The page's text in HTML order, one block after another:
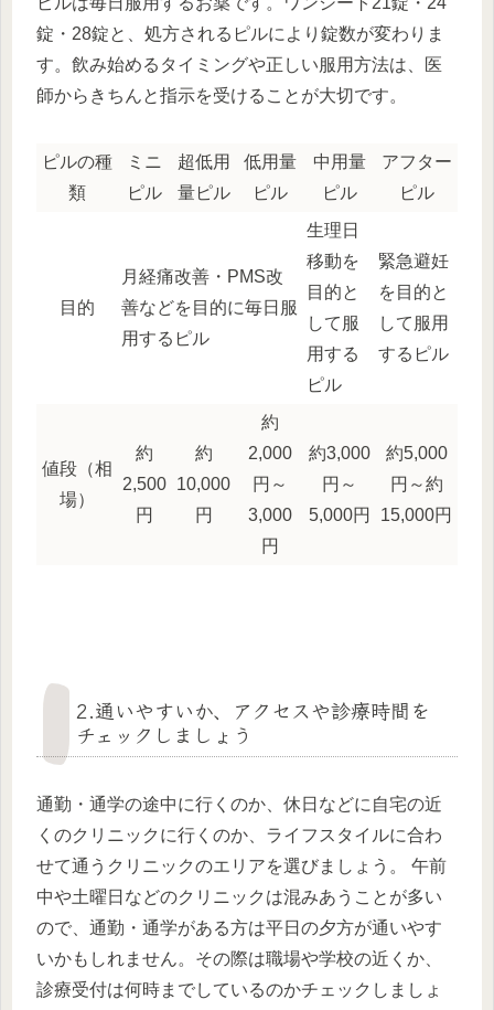
錠・28錠と、処方されるピルにより錠数が変わりま
す。飲み始めるタイミングや正しい服用方法は、医
師からきちんと指示を受けることが大切です。
ピルの種
類
ミニ
ピル
超低用
量ピル
低用量
ピル
中用量
ピル
アフター
ピル
目的
月経痛改善・PMS改
善などを目的に毎日服
用するピル
生理日
移動を
目的と
して服
用する
ピル
緊急避妊
を目的と
して服用
するピル
値段（相
場）
約
2,500
円
約
10,000
円
約
2,000
円～
3,000
円
約3,000
円～
5,000円
約5,000
円～約
15,000円
2.通いやすいか、アクセスや診療時間を
チェックしましょう
通勤・通学の途中に行くのか、休日などに自宅の近
くのクリニックに行くのか、ライフスタイルに合わ
せて通うクリニックのエリアを選びましょう。 午前
中や土曜日などのクリニックは混みあうことが多い
ので、通勤・通学がある方は平日の夕方が通いやす
いかもしれません。その際は職場や学校の近くか、
診療受付は何時までしているのかチェックしましょ